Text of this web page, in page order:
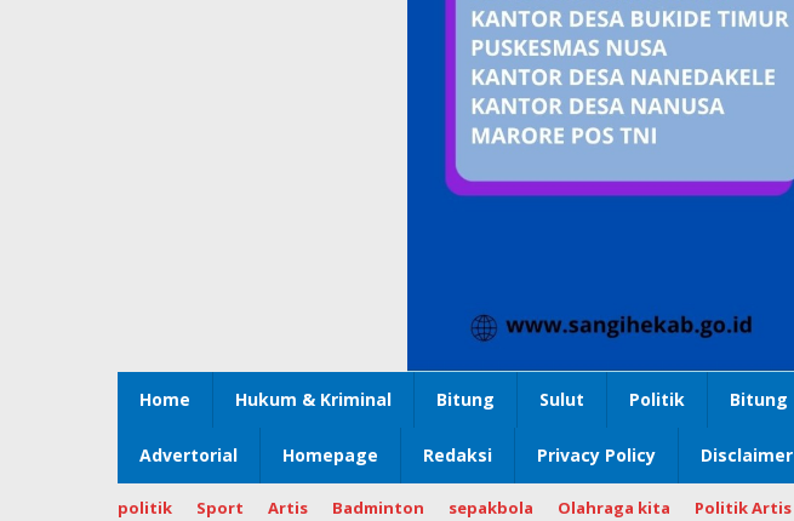
Home Hukum & Kriminal Bitung Sulut Politik Bitung
Advertorial Homepage Redaksi Privacy Policy Disclaimer
politik Sport Artis Badminton sepakbola Olahraga kita Politik Artis